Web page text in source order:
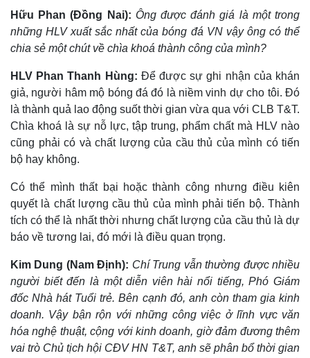
Pháp luật
Vụ án
Tin nóng
Quân sự - Quốc phòng
Vũ khí
Việt Nam
Hữu Phan (Đồng Nai): Ông được đánh giá là một trong
những HLV xuất sắc nhất của bóng đá VN vậy ông có thể
chia sẻ một chút về chìa khoá thành công của mình?
HLV Phan Thanh Hùng: Để được sự ghi nhận của khán
giả, người hâm mộ bóng đá đó là niềm vinh dự cho tôi. Đó
là thành quả lao động suốt thời gian vừa qua với CLB T&T.
Chìa khoá là sự nỗ lực, tập trung, phẩm chất mà HLV nào
cũng phải có và chất lượng của cầu thủ của mình có tiến
bộ hay không.
Có thể mình thất bại hoặc thành công nhưng điều kiên
quyết là chất lượng cầu thủ của mình phải tiến bộ. Thành
tích có thể là nhất thời nhưng chất lượng của cầu thủ là dự
báo về tương lai, đó mới là điều quan trọng.
Kim Dung (Nam Định): Chí Trung vẫn thường được nhiều
người biết đến là một diễn viên hài nổi tiếng, Phó Giám
đốc Nhà hát Tuổi trẻ. Bên cạnh đó, anh còn tham gia kinh
doanh. Vậy bận rộn với những công việc ở lĩnh vực văn
hóa nghệ thuật, cộng với kinh doanh, giờ đảm đương thêm
vai trò Chủ tịch hội CĐV HN T&T, anh sẽ phân bổ thời gian